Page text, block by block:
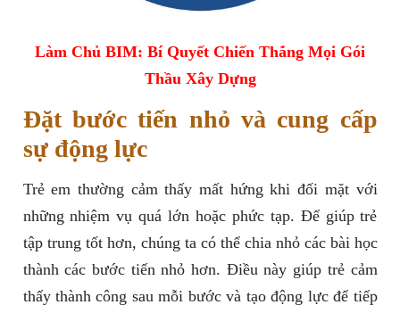
Làm Chủ BIM: Bí Quyết Chiến Thắng Mọi Gói
Thầu Xây Dựng
Đặt bước tiến nhỏ và cung cấp
sự động lực
Trẻ em thường cảm thấy mất hứng khi đối mặt với
những nhiệm vụ quá lớn hoặc phức tạp. Để giúp trẻ
tập trung tốt hơn, chúng ta có thể chia nhỏ các bài học
thành các bước tiến nhỏ hơn. Điều này giúp trẻ cảm
thấy thành công sau mỗi bước và tạo động lực để tiếp